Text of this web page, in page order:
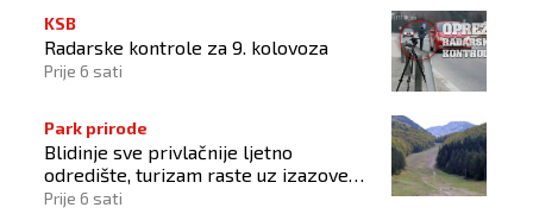
KSB
Radarske kontrole za 9. kolovoza
Prije 6 sati
Park prirode
Blidinje sve privlačnije ljetno
odredište, turizam raste uz izazove
očuvanja prirode
Prije 6 sati